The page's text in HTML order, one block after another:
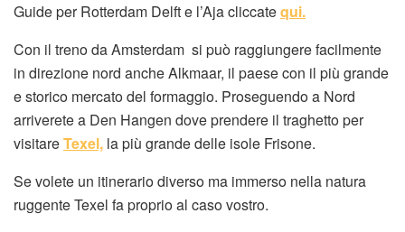
Guide per Rotterdam Delft e l’Aja cliccatequi.
Con il treno da Amsterdam si può raggiungere facilmente
in direzione nord anche Alkmaar, il paese con il più grande
e storico mercato del formaggio. Proseguendo a Nord
arriverete a Den Hangen dove prendere il traghetto per
visitareTexel, la più grande delle isole Frisone.
Se volete un itinerario diverso ma immerso nella natura
ruggente Texel fa proprio al caso vostro.